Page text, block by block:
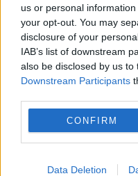
us or personal
your opt-out. You may
disclosure of your
IAB’s list of downstream
also be disclosed by us to
Downstream Participants
CONFIRM
Data Deletion
Actrița Adela
să urce pe